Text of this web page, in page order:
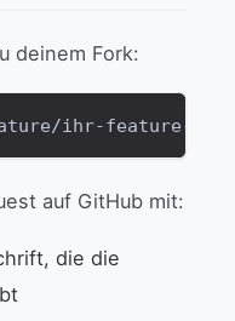
deinem Fork:
ihr-feature-name
auf GitHub mit:
die die